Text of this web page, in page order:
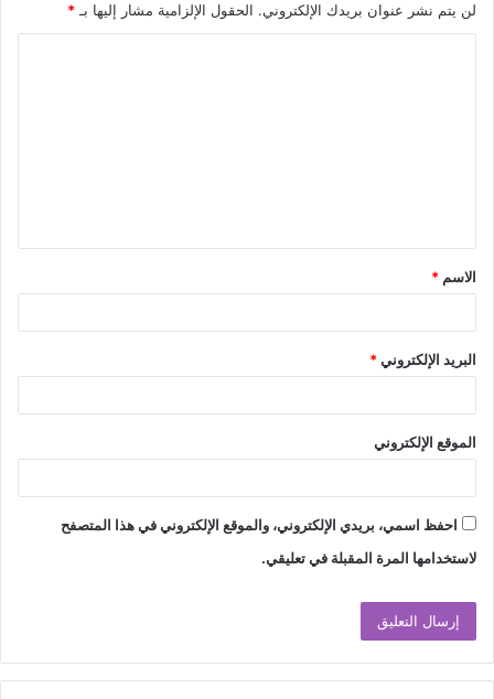
لن يتم نشر عنوان بريدك الإلكتروني. الحقول الإلزامية مشار إليها بـ*
ق
*
الاسم *
البريد الإلكتروني*
الموقع الإلكتروني
احفظ اسمي، بريدي الإلكتروني، والموقع الإلكتروني في هذا المتصفح
لاستخدامها المرة المقبلة في تعليقي.